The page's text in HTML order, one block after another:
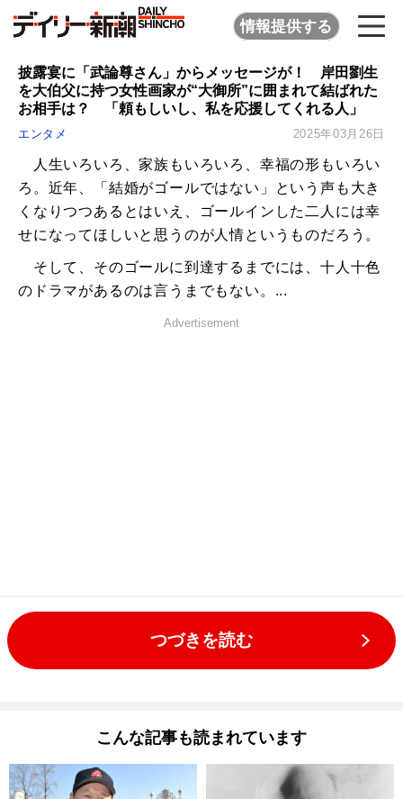
情報提供する
披露宴に「武論尊さん」からメッセージが！ 岸田劉生
を大伯父に持つ女性画家が“大御所”に囲まれて結ばれた
お相手は？ 「頼もしいし、私を応援してくれる人」
エンタメ 2025年03月26日
人生いろいろ、家族もいろいろ、幸福の形もいろい
ろ。近年、「結婚がゴールではない」という声も大き
くなりつつあるとはいえ、ゴールインした二人には幸
せになってほしいと思うのが人情というものだろう。
そして、そのゴールに到達するまでには、十人十色
のドラマがあるのは言うまでもない。...
Advertisement
つづきを読む
こんな記事も読まれています